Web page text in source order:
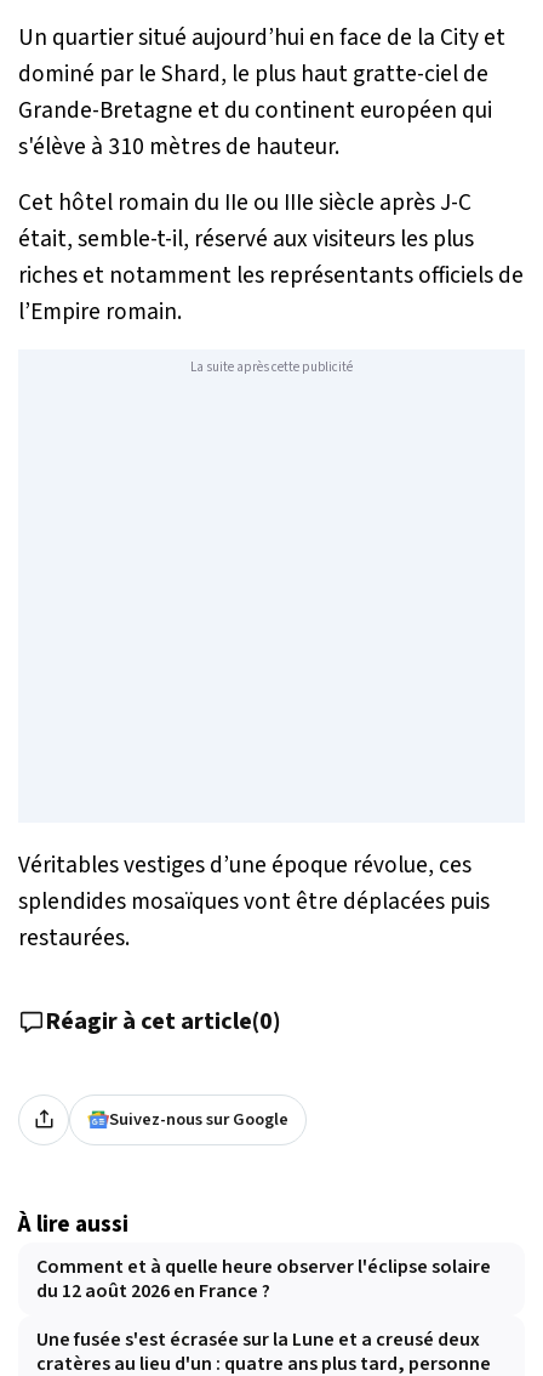
Un quartier situé aujourd’hui en face de la City et
dominé par le Shard, le plus haut gratte-ciel de
Grande-Bretagne et du continent européen qui
s'élève à 310 mètres de hauteur.
Cet hôtel romain du IIe ou IIIe siècle après J-C
était, semble-t-il, réservé aux visiteurs les plus
riches et notamment les représentants officiels de
l’Empire romain.
La suite après cette publicité
Véritables vestiges d’une époque révolue, ces
splendides mosaïques vont être déplacées puis
restaurées.
Réagir à cet article(0)
Suivez-nous sur Google
À lire aussi
Comment et à quelle heure observer l'éclipse solaire
du 12 août 2026 en France ?
Une fusée s'est écrasée sur la Lune et a creusé deux
cratères au lieu d'un : quatre ans plus tard, personne